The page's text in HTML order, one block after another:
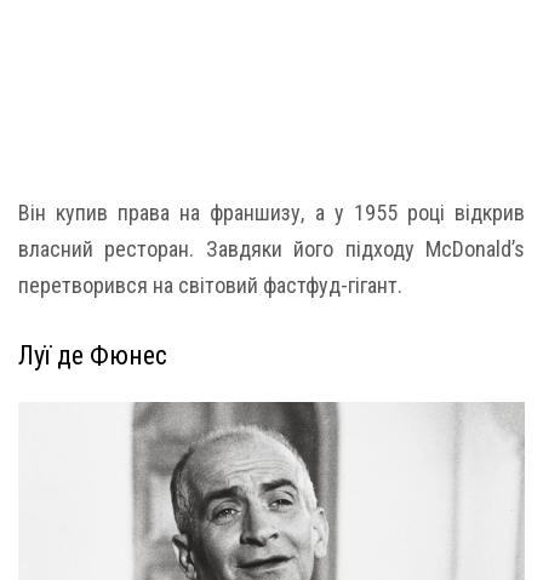
Він купив права на франшизу, а у 1955 році відкрив
власний ресторан. Завдяки його підходу McDonald’s
перетворився на світовий фастфуд-гігант.
Луї де Фюнес